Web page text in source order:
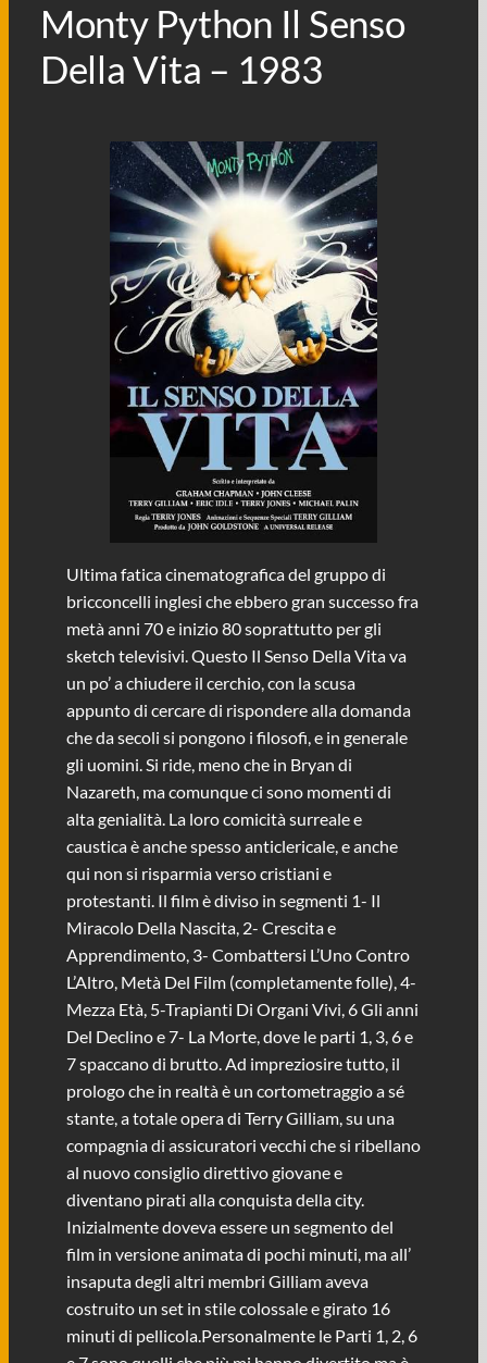
Monty Python Il Senso
Della Vita – 1983
Ultima fatica cinematografica del gruppo di
bricconcelli inglesi che ebbero gran successo fra
metà anni 70 e inizio 80 soprattutto per gli
sketch televisivi. Questo Il Senso Della Vita va
un po’ a chiudere il cerchio, con la scusa
appunto di cercare di rispondere alla domanda
che da secoli si pongono i filosofi, e in generale
gli uomini. Si ride, meno che in Bryan di
Nazareth, ma comunque ci sono momenti di
alta genialità. La loro comicità surreale e
caustica è anche spesso anticlericale, e anche
qui non si risparmia verso cristiani e
protestanti. Il film è diviso in segmenti 1- Il
Miracolo Della Nascita, 2- Crescita e
Apprendimento, 3- Combattersi L’Uno Contro
L’Altro, Metà Del Film (completamente folle), 4-
Mezza Età, 5-Trapianti Di Organi Vivi, 6 Gli anni
Del Declino e 7- La Morte, dove le parti 1, 3, 6 e
7 spaccano di brutto. Ad impreziosire tutto, il
prologo che in realtà è un cortometraggio a sé
stante, a totale opera di Terry Gilliam, su una
compagnia di assicuratori vecchi che si ribellano
al nuovo consiglio direttivo giovane e
diventano pirati alla conquista della city.
Inizialmente doveva essere un segmento del
film in versione animata di pochi minuti, ma all’
insaputa degli altri membri Gilliam aveva
costruito un set in stile colossale e girato 16
minuti di pellicola.Personalmente le Parti 1, 2, 6